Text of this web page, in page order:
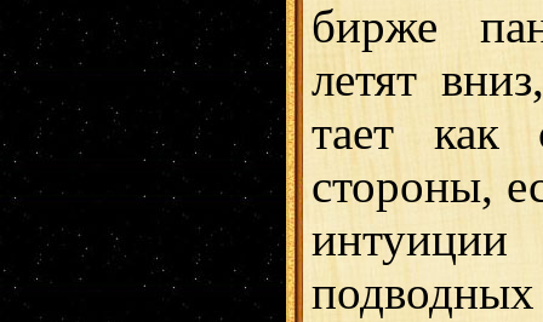
бирже
летят
тает как
стороны,